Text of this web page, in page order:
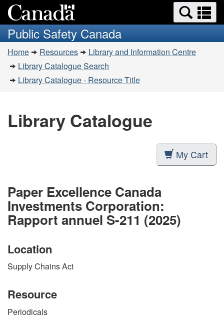
to
main
content
to
basic
HTML
version
Search
and
menus
Public Safety Canada
You
are
here:
Home Resources
Library and Information Centre
Library Catalogue Search
Library Catalogue - Resource Title
Library Catalogue
My Cart
Paper Excellence Canada
Investments Corporation:
Rapport annuel S-211 (2025)
Location
Supply Chains Act
Resource
Periodicals